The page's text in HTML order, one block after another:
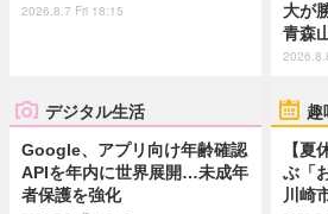
2026.8.7 Fri 18:15
大が
青森
デジタル生活
Google、アプリ向け年齢確認
APIを年内に世界展開…未成年
者保護を強化
趣
【
ぶ「
川崎